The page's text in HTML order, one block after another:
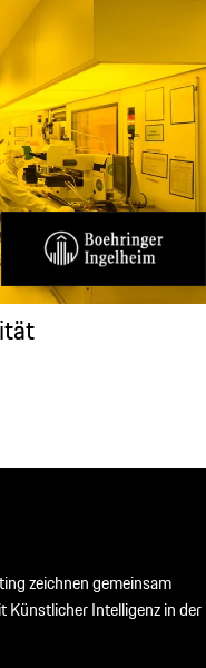
zeichnen gemeinsam
Künstlicher Intelligenz in der